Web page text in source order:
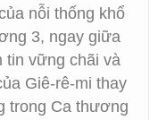
nỗi thống khổ
3, ngay giữa
tin vững chãi và
Giê-rê-mi thay
trong Ca thương